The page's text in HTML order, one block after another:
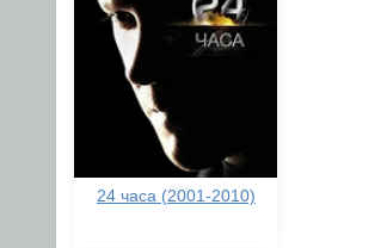
24 часа (2001-2010)